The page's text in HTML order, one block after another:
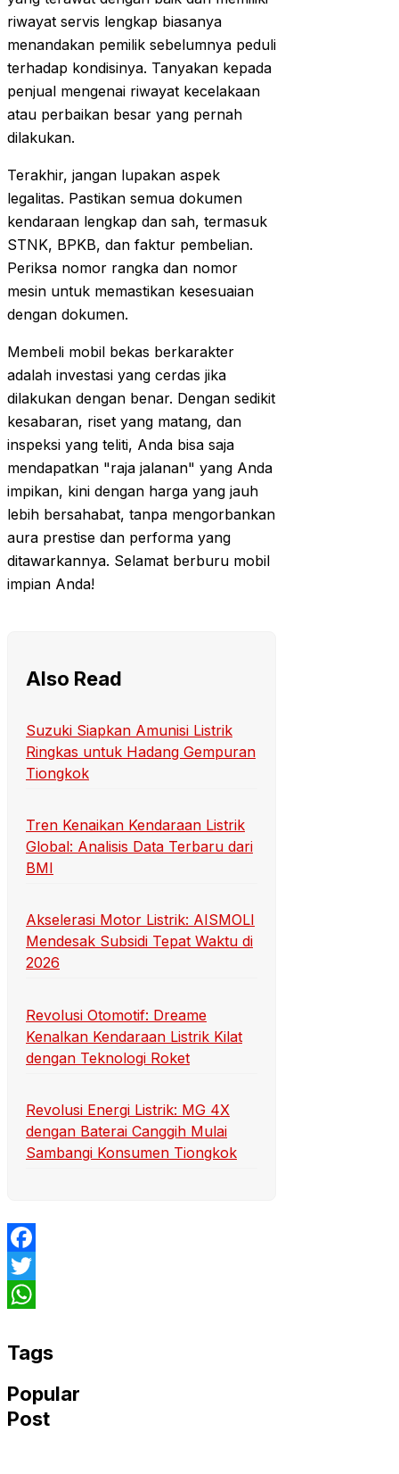
riwayat servis lengkap biasanya
menandakan pemilik sebelumnya peduli
terhadap kondisinya. Tanyakan kepada
penjual mengenai riwayat kecelakaan
atau perbaikan besar yang pernah
dilakukan.
Terakhir, jangan lupakan aspek
legalitas. Pastikan semua dokumen
kendaraan lengkap dan sah, termasuk
STNK, BPKB, dan faktur pembelian.
Periksa nomor rangka dan nomor
mesin untuk memastikan kesesuaian
dengan dokumen.
Membeli mobil bekas berkarakter
adalah investasi yang cerdas jika
dilakukan dengan benar. Dengan sedikit
kesabaran, riset yang matang, dan
inspeksi yang teliti, Anda bisa saja
mendapatkan "raja jalanan" yang Anda
impikan, kini dengan harga yang jauh
lebih bersahabat, tanpa mengorbankan
aura prestise dan performa yang
ditawarkannya. Selamat berburu mobil
impian Anda!
Also Read
Suzuki Siapkan Amunisi Listrik
Ringkas untuk Hadang Gempuran
Tiongkok
Tren Kenaikan Kendaraan Listrik
Global: Analisis Data Terbaru dari
BMI
Akselerasi Motor Listrik: AISMOLI
Mendesak Subsidi Tepat Waktu di
2026
Revolusi Otomotif: Dreame
Kenalkan Kendaraan Listrik Kilat
dengan Teknologi Roket
Revolusi Energi Listrik: MG 4X
dengan Baterai Canggih Mulai
Sambangi Konsumen Tiongkok
Facebook
Twitter
Tags
Popular
Post